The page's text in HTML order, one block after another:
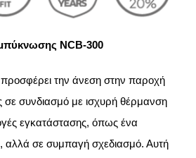
NCB-300
την άνεση στην παροχή
σε συνδιασμό με ισχυρή θέρμανση
εγκατάστασης, όπως ένα
αλλά σε συμπαγή σχεδιασμό. Αυτή